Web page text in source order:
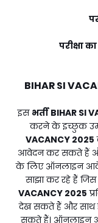
परीक्षा
BIHAR SI
इस भर्ती BIHAR SI
करने के इच्छुक
VACANCY 2025
आवेदन कर सकते हैं
के लिए ऑनलाइन
साझा कर रहे हैं
VACANCY 2025
देख सकते हैं और साथ
सकते हैं। ऑनलाइन